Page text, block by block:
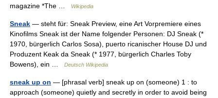
magazine *The …
Wikipedia
Sneak — steht für: Sneak Preview, eine Art Vorpremiere eines
Kinofilms Sneak ist der Name folgender Personen: DJ Sneak (*
1970, bürgerlich Carlos Sosa), puerto ricanischer House DJ und
Produzent Keak da Sneak (* 1977, bürgerlich Charles Toby
Bowens), ein …
Deutsch Wikipedia
sneak up on — [phrasal verb] sneak up on (someone) 1 : to
approach (someone) quietly and secretly in order to avoid being